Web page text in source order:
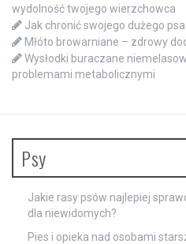
wydolność twojego wierzchowca
Jak chronić swojego dużego
Młóto browarniane – zdrowy
Wysłodki buraczane
problemami metabolicznymi
Psy
Jakie rasy psów najlepiej
dla niewidomych?
Pies i opieka nad osobami